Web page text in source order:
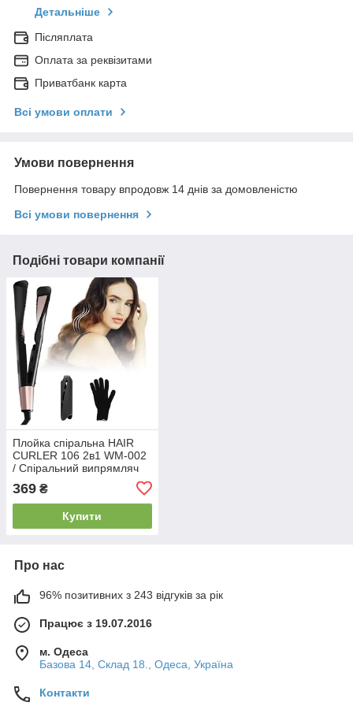
Детальніше
Післяплата
Оплата за реквізитами
Приватбанк карта
Всі умови оплати
Умови повернення
Повернення товару впродовж 14 днів за домовленістю
Всі умови повернення
Подібні товари компанії
Плойка спіральна HAIR
CURLER 106 2в1 WM-002
/ Спіральний випрямляч
369 ₴
Купити
Про нас
96% позитивних з 243 відгуків за рік
Працює з 19.07.2016
м. Одеса
Базова 14, Склад 18., Одеса, Україна
Контакти